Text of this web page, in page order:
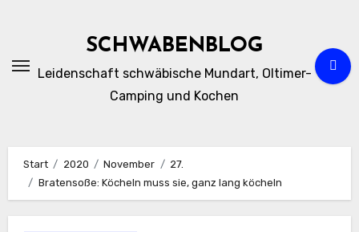
SCHWABENBLOG
Leidenschaft schwäbische Mundart, Oltimer-
Camping und Kochen
Start 2020 November
27.
Bratensoße: Köcheln muss sie, ganz lang köcheln